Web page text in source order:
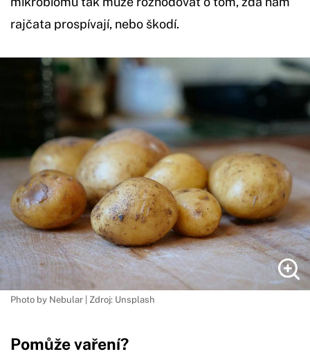
rajčata prospívají, nebo škodí.
Photo by Nebular | Zdroj: Unsplash
Pomůže vaření?